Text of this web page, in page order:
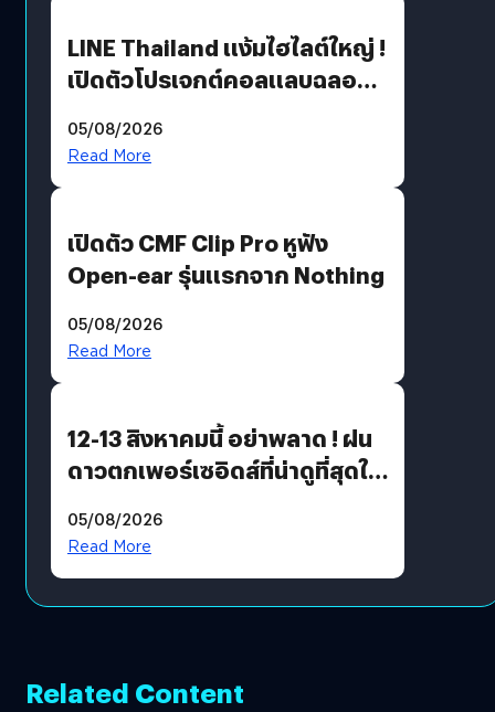
LINE Thailand แง้มไฮไลต์ใหญ่ !
เปิดตัวโปรเจกต์คอลแลบฉลอง
Moon x LINE FRIENDS
05/08/2026
Read More
เปิดตัว CMF Clip Pro หูฟัง
Open-ear รุ่นแรกจาก Nothing
05/08/2026
Read More
12-13 สิงหาคมนี้ อย่าพลาด ! ฝน
ดาวตกเพอร์เซอิดส์ที่น่าดูที่สุดใน
05/08/2026
Read More
Related Content